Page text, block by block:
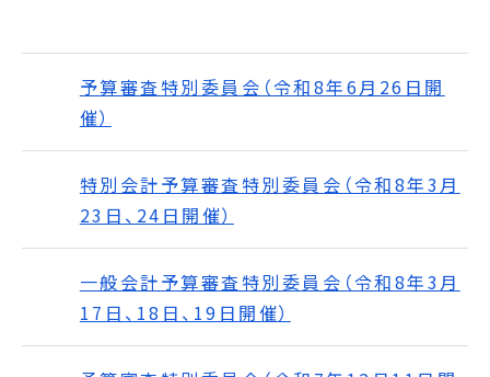
予算審査特別委員会（令和8年6月26日開
催）
特別会計予算審査特別委員会（令和8年3月
23日、24日開催）
一般会計予算審査特別委員会（令和8年3月
17日、18日、19日開催）